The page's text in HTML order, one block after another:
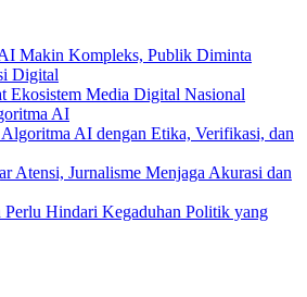
Makin Kompleks, Publik Diminta
Digital
Ekosistem Media Digital Nasional
AI
AI dengan Etika, Verifikasi, dan
Atensi, Jurnalisme Menjaga Akurasi dan
Perlu Hindari Kegaduhan Politik yang